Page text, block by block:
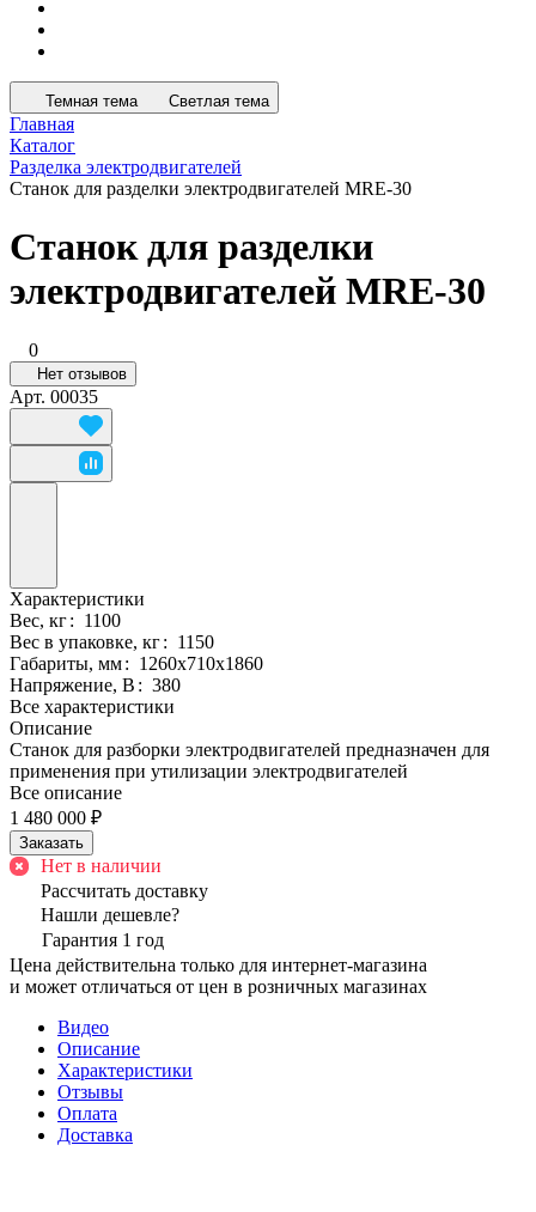
Темная тема Светлая тема
Главная
Каталог
Разделка электродвигателей
Станок для разделки электродвигателей MRE-30
Станок для разделки
электродвигателей MRE-30
0
Нет отзывов
Арт. 00035
Характеристики
Вес, кг: 1100
Вес в упаковке, кг: 1150
Габариты, мм: 1260х710х1860
Напряжение, В : 380
Все характеристики
Описание
Станок для разборки электродвигателей предназначен для
применения при утилизации электродвигателей
Все описание
1 480 000 ₽
Заказать
Нет в наличии
Рассчитать доставку
Нашли дешевле?
Гарантия 1 год
Цена действительна только для интернет-магазина
и может отличаться от цен в розничных магазинах
Видео
Описание
Характеристики
Отзывы
Оплата
Доставка